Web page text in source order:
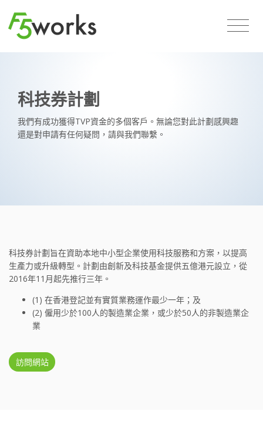
科技券計劃
我們有成功獲得TVP資金的多個客戶。無論您對此計劃感興趣
還是對申請有任何疑問，請與我們聯繫。
科技券計劃旨在資助本地中小型企業使用科技服務和方案，以提高
生產力或升級轉型。計劃由創新及科技基金提供五億港元設立，從
2016年11月起先推行三年。
(1) 在香港登記並有實質業務運作最少一年；及
(2) 僱用少於100人的製造業企業，或少於50人的非製造業企
業
訪問網站